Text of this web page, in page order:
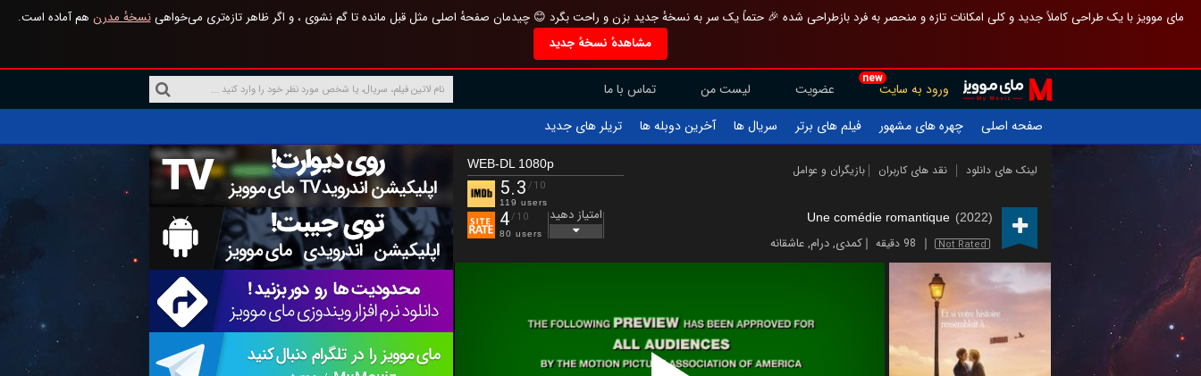
مای موویز با یک طراحی کاملاً جدید و کلی امکانات تازه و منحصر به فرد بازطراحی شده 🎉 حتماً یک سر به نسخهٔ جدید بزن و راحت بگرد 😊 چیدمان صفحهٔ اصلی مثل قبل مانده تا گم نشوی ، و اگر ظاهر تازه‌تری می‌خواهینسخهٔ مدرن هم آماده است.
مشاهدهٔ نسخهٔ جدید
new
ورود به سایت عضویت لیست من
تماس با ما
صفحه اصلی
چهره های مشهور فیلم های برتر سریال ها آخرین دوبله ها تریلر های جدید
لینک های دانلود نقد های کاربران بازیگران و عوامل
Une comédie romantique (2022)
Not Rated 98 دقیقه کمدی,درام,عاشقانه
WEB-DL 1080p
5.3 /10
119 users
4/10
80 users
امتیاز دهید